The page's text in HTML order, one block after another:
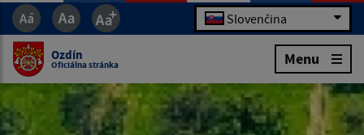
Slovenčina
Ozdín
Oficiálna stránka Menu